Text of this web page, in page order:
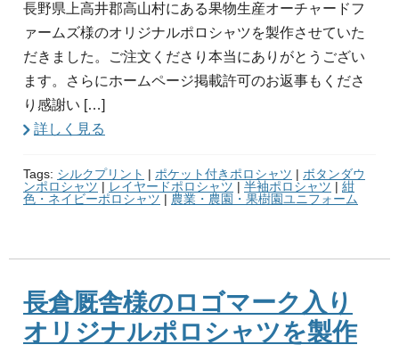
長野県上高井郡高山村にある果物生産オーチャードフ
ァームズ様のオリジナルポロシャツを製作させていた
だきました。ご注文くださり本当にありがとうござい
ます。さらにホームページ掲載許可のお返事もくださ
り感謝い […]
詳しく見る
Tags: シルクプリント | ポケット付きポロシャツ | ボタンダウ
ンポロシャツ | レイヤードポロシャツ | 半袖ポロシャツ | 紺
色・ネイビーポロシャツ | 農業・農園・果樹園ユニフォーム
長倉厩舎様のロゴマーク入り
オリジナルポロシャツを製作